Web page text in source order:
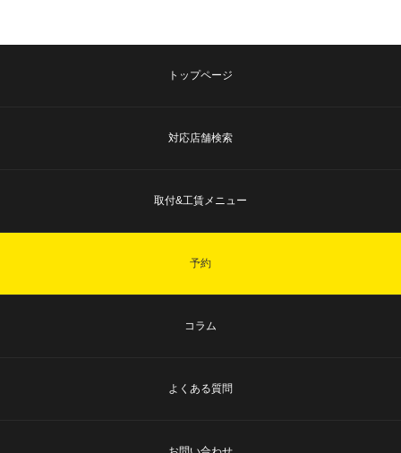
トップページ
対応店舗検索
取付&工賃メニュー
予約
コラム
よくある質問